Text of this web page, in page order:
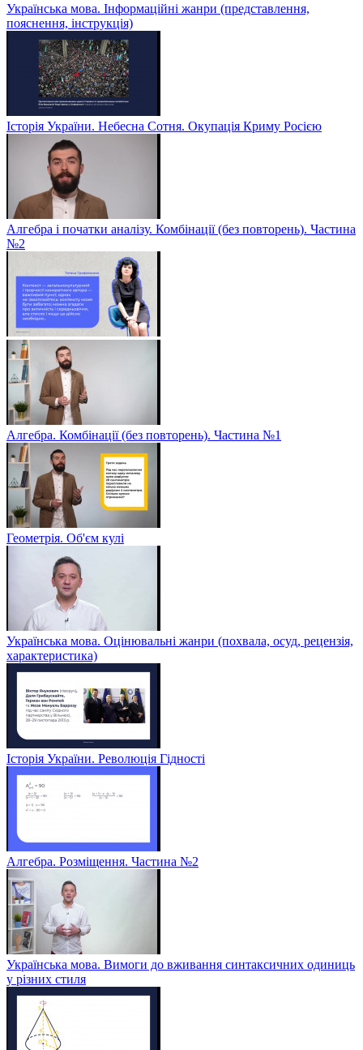
Українська мова. Інформаційні жанри (представлення,
пояснення, інструкція)
Історія України. Небесна Сотня. Окупація Криму Росією
Алгебра і початки аналізу. Комбінації (без повторень). Частина
№2
Алгебра. Комбінації (без повторень). Частина №1
Геометрія. Об'єм кулі
Українська мова. Оцінювальні жанри (похвала, осуд, рецензія,
характеристика)
Історія України. Революція Гідності
Алгебра. Розміщення. Частина №2
Українська мова. Вимоги до вживання синтаксичних одиниць
у різних стиля